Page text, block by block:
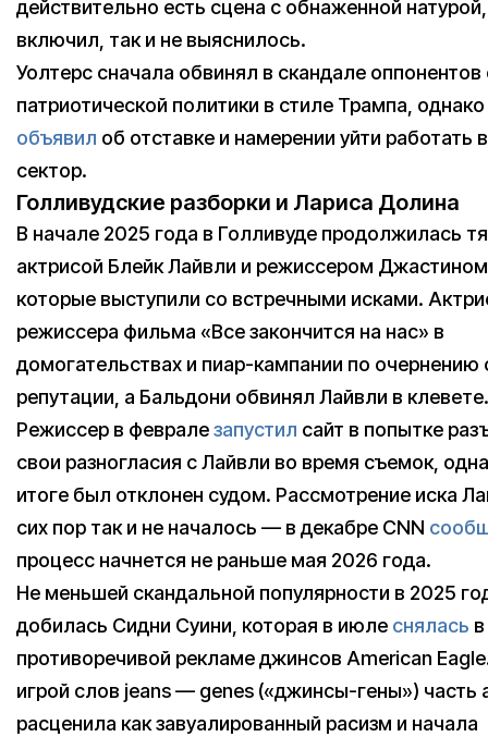
действительно есть сцена с обнаженной
включил, так и не выяснилось.
Уолтерс сначала обвинял в скандале оппонентов
патриотической политики в стиле Трампа,
объявил об отставке и намерении уйти работать
сектор.
Голливудские разборки и Лариса Долина
В начале 2025 года в Голливуде продолжилась
актрисой Блейк Лайвли и режиссером
которые выступили со встречными исками.
режиссера фильма «Все закончится на нас» в
домогательствах и пиар-кампании по очернению
репутации, а Бальдони обвинял Лайвли в клевете.
Режиссер в февралезапустил сайт в попытке
свои разногласия с Лайвли во время съемок,
итоге был отклонен судом. Рассмотрение иска
сих пор так и не началось — в декабре CNN
процесс начнется не раньше мая 2026 года.
Не меньшей скандальной популярности в 2025
добилась Сидни Суини, которая в июле снялась в
противоречивой рекламе джинсов American
игрой слов jeans — genes («джинсы-гены») часть
расценила как завуалированный расизм и начала